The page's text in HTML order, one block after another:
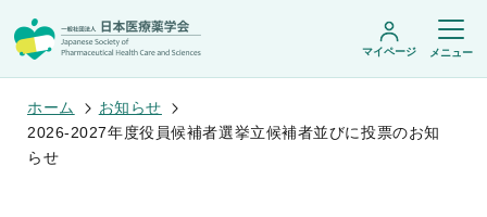
マイページ メニュー
ホーム
お知らせ
2026-2027年度役員候補者選挙立候補者並びに投票のお知
らせ